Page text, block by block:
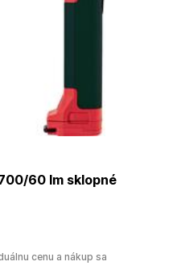
60 lm sklopné
cenu a nákup sa